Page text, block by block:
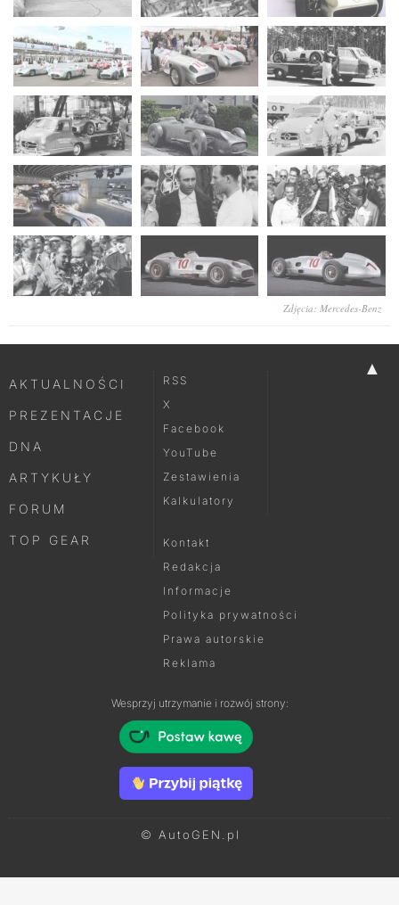
Zdjęcia: Mercedes-Benz
▲
AKTUALNOŚCI
PREZENTACJE
DNA
ARTYKUŁY
FORUM
TOP GEAR
RSS
X
Facebook
YouTube
Zestawienia
Kalkulatory
Kontakt
Redakcja
Informacje
Polityka prywatności
Prawa autorskie
Reklama
Wesprzyj utrzymanie i rozwój strony:
© AutoGEN.pl